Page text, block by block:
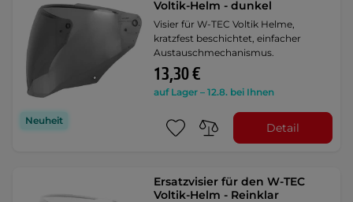
Neuheit
Voltik-Helm - dunkel
Visier für W-TEC Voltik Helme,
kratzfest beschichtet, einfacher
Austauschmechanismus.
13,30 €
auf Lager – 12.8. bei Ihnen
Detail
Ersatzvisier für den W-TEC
Voltik-Helm - Reinklar